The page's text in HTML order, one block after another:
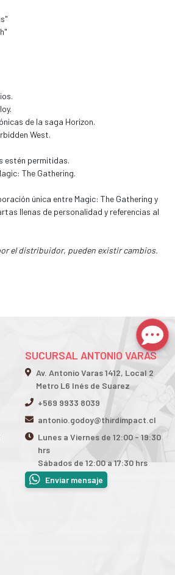
de la saga Horizon.
West.
estén permitidas.
The Gathering.
única entre Magic: The Gathering y
llenas de personalidad y referencias al
el distribuidor, pueden existir cambios.
SUCURSAL ANTONIO VARAS
Av. Antonio Varas 1412, Local 2
Metro L6 Inés de Suarez
+569 9933 8039
antonio.godoy@thirdimpact.cl
Lunes a Viernes de 12:00 - 19:30
hrs
Sábados de 12:00 a 17:30 hrs
Enviar mensaje